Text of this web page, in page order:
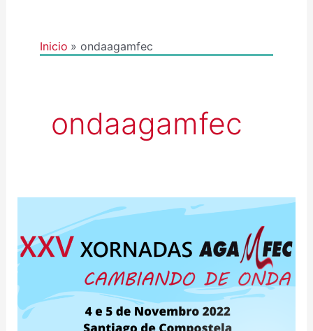
Inicio ondaagamfec
ondaagamfec
MENSAXE
COMITÉ
ORGANIZADOR